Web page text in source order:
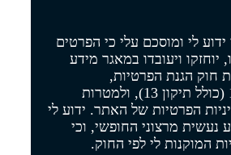
לי ומוסכם עלי כי הפרטים
יוחזקו ויעובדו במאגר מידע
חוק הגנת הפרטיות,
התשמ"א–1981 (כולל תיקון 13), ולמטרות
הפרטיות של האתר. ידוע לי
נעשית מרצוני החופשי, וכי
המוקנות לי לפי החוק.